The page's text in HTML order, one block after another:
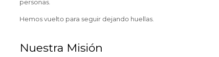
personas.
Hemos vuelto para seguir dejando huellas.
Nuestra Misión